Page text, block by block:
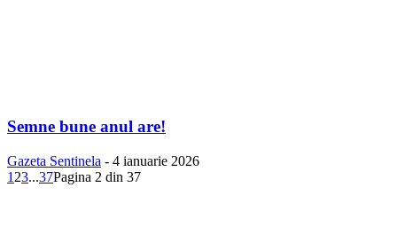
Semne bune anul are!
Gazeta Sentinela - 4 ianuarie 2026
1 23...37Pagina 2 din 37